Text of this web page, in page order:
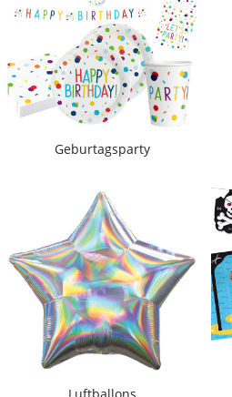
Geburtagsparty